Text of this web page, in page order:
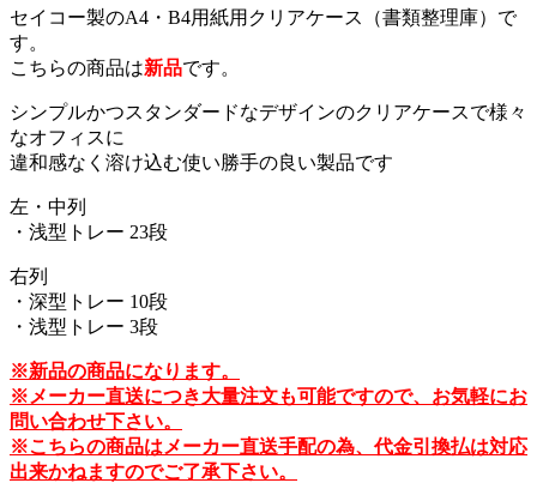
セイコー製のA4・B4用紙用クリアケース（書類整理庫）で
す。
こちらの商品は新品です。
シンプルかつスタンダードなデザインのクリアケースで様々
なオフィスに
違和感なく溶け込む使い勝手の良い製品です
左・中列
・浅型トレー 23段
右列
・深型トレー 10段
・浅型トレー 3段
※新品の商品になります。
※メーカー直送につき大量注文も可能ですので、お気軽にお
問い合わせ下さい。
※こちらの商品はメーカー直送手配の為、代金引換払は対応
出来かねますのでご了承下さい。